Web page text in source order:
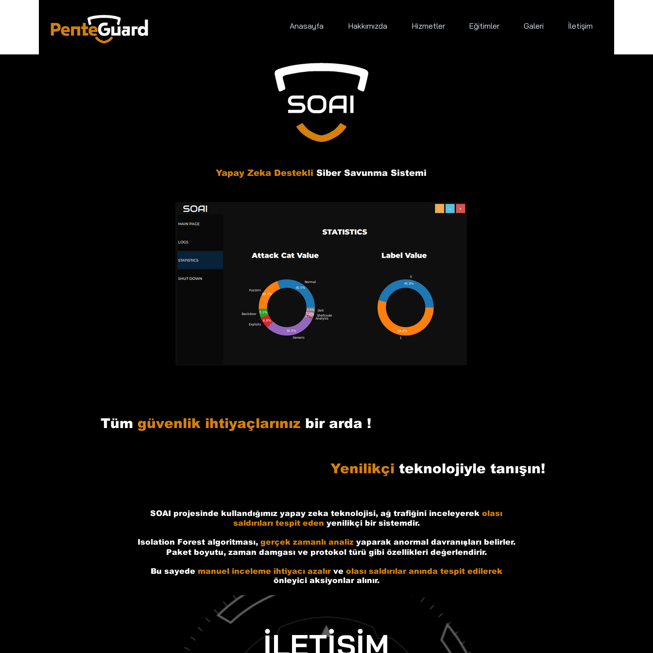
Anasayfa Hakkımızda Hizmetler Eğitimler Galeri İletişim
Yapay Zeka Destekli Siber Savunma Sistemi
Tüm güvenlik ihtiyaçlarınız bir arda !
Yenilikçi teknolojiyle tanışın!
SOAI projesinde kullandığımız yapay zeka teknolojisi, ağ trafiğini inceleyerek olası
saldırıları tespit eden yenilikçi bir sistemdir.
Isolation Forest algoritması, gerçek zamanlı analizyaparak anormal davranışları belirler.
Paket boyutu, zaman damgası ve protokol türü gibi özellikleri değerlendirir.
Bu sayede manuel inceleme ihtiyacı azalırve olası saldırılar anında tespit edilerek
önleyici aksiyonlar alınır.
İLETİŞİM